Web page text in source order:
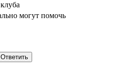
могут помочь